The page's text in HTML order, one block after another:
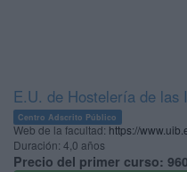
E.U. de Hostelería de las
Centro Adscrito Público
Web de la facultad:https://
Duración: 4,0 años
Precio del primer curso: